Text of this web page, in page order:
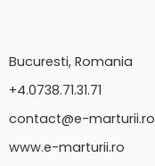
Bucuresti, Romania
+4.0738.71.31.71
contact@e-marturii.ro
www.e-marturii.ro